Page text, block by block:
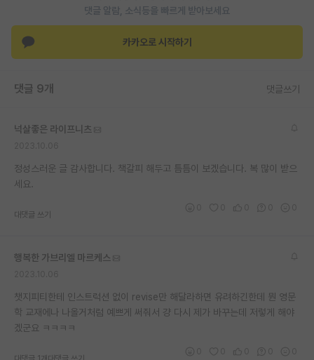
댓글 알람, 소식등을 빠르게 받아보세요
카카오로 시작하기
댓글 9개 댓글쓰기
넉살좋은 라이프니츠
정성스러운 글 감사합니다. 책갈피 해두고 틈틈이 보겠습니다. 복 많이 받으
세요.
대댓글 쓰기
행복한 가브리엘 마르케스
챗지피티한테 인스트럭션 없이 revise만 해달라하면 유려하긴한데 뭔 영문
학 교재에나 나올거처럼 예쁘게 써줘서 걍 다시 제가 바꾸는데 저렇게 해야
겠군요 ㅋㅋㅋㅋ